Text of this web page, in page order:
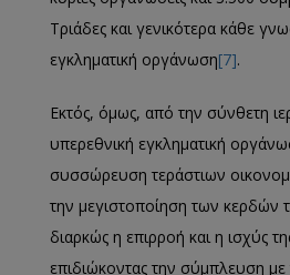
Τριάδες και γενικότερα κάθε
εγκληματική οργάνωση[7].
Εκτός, όμως, από την σύνθετη
υπερεθνική εγκληματική
συσσώρευση τεράστιων
την μεγιστοποίηση των κερδών
διαρκώς η επιρροή και η ισχύς
επιδιώκοντας την σύμπλευση με